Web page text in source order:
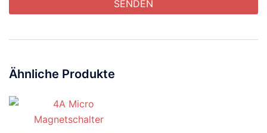
Ähnliche Produkte